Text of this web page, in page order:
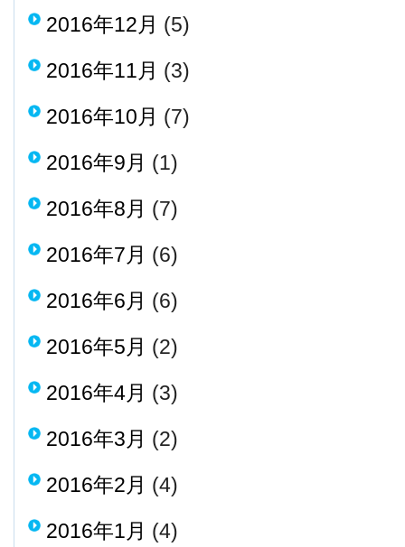
2016年12月 (5)
2016年11月 (3)
2016年10月 (7)
2016年9月 (1)
2016年8月 (7)
2016年7月 (6)
2016年6月 (6)
2016年5月 (2)
2016年4月 (3)
2016年3月 (2)
2016年2月 (4)
2016年1月 (4)